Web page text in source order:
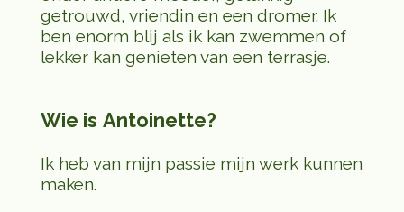
getrouwd, vriendin en een dromer. Ik
ben enorm blij als ik kan zwemmen of
lekker kan genieten van een terrasje.
Wie is Antoinette?
Ik heb van mijn passie mijn werk kunnen
maken.